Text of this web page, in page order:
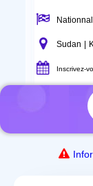
Sudan |
Inscrivez-